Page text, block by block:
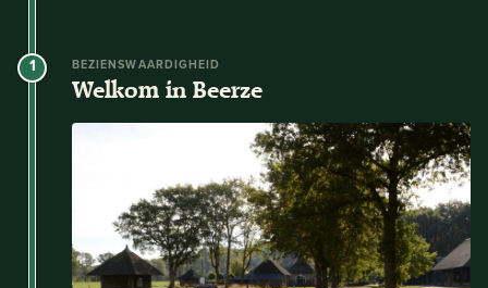
1 BEZIENSWAARDIGHEID
Welkom in Beerze